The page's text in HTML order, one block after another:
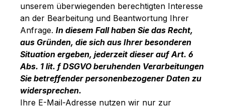
unserem überwiegenden berechtigten Interesse
an der Bearbeitung und Beantwortung Ihrer
Anfrage. In diesem Fall haben Sie das Recht,
aus Gründen, die sich aus Ihrer besonderen
Situation ergeben, jederzeit dieser auf Art. 6
Abs. 1 lit. f DSGVO beruhenden Verarbeitungen
Sie betreffender personenbezogener Daten zu
widersprechen.
Ihre E-Mail-Adresse nutzen wir nur zur